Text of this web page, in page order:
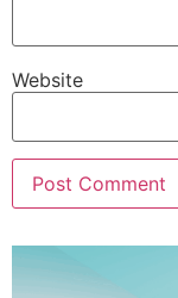
Website